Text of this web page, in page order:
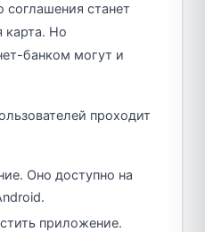
станет
карта. Но
банком могут и
проходит
Оно доступно на
приложение.